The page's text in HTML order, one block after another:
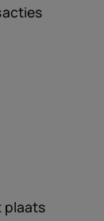
plaats